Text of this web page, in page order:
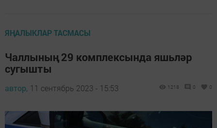
ЯҢАЛЫКЛАР ТАСМАСЫ
Чаллының 29 комплексында яшьләр
сугышты
автор, 11 сентябрь 2023 - 15:53 1218 0 0